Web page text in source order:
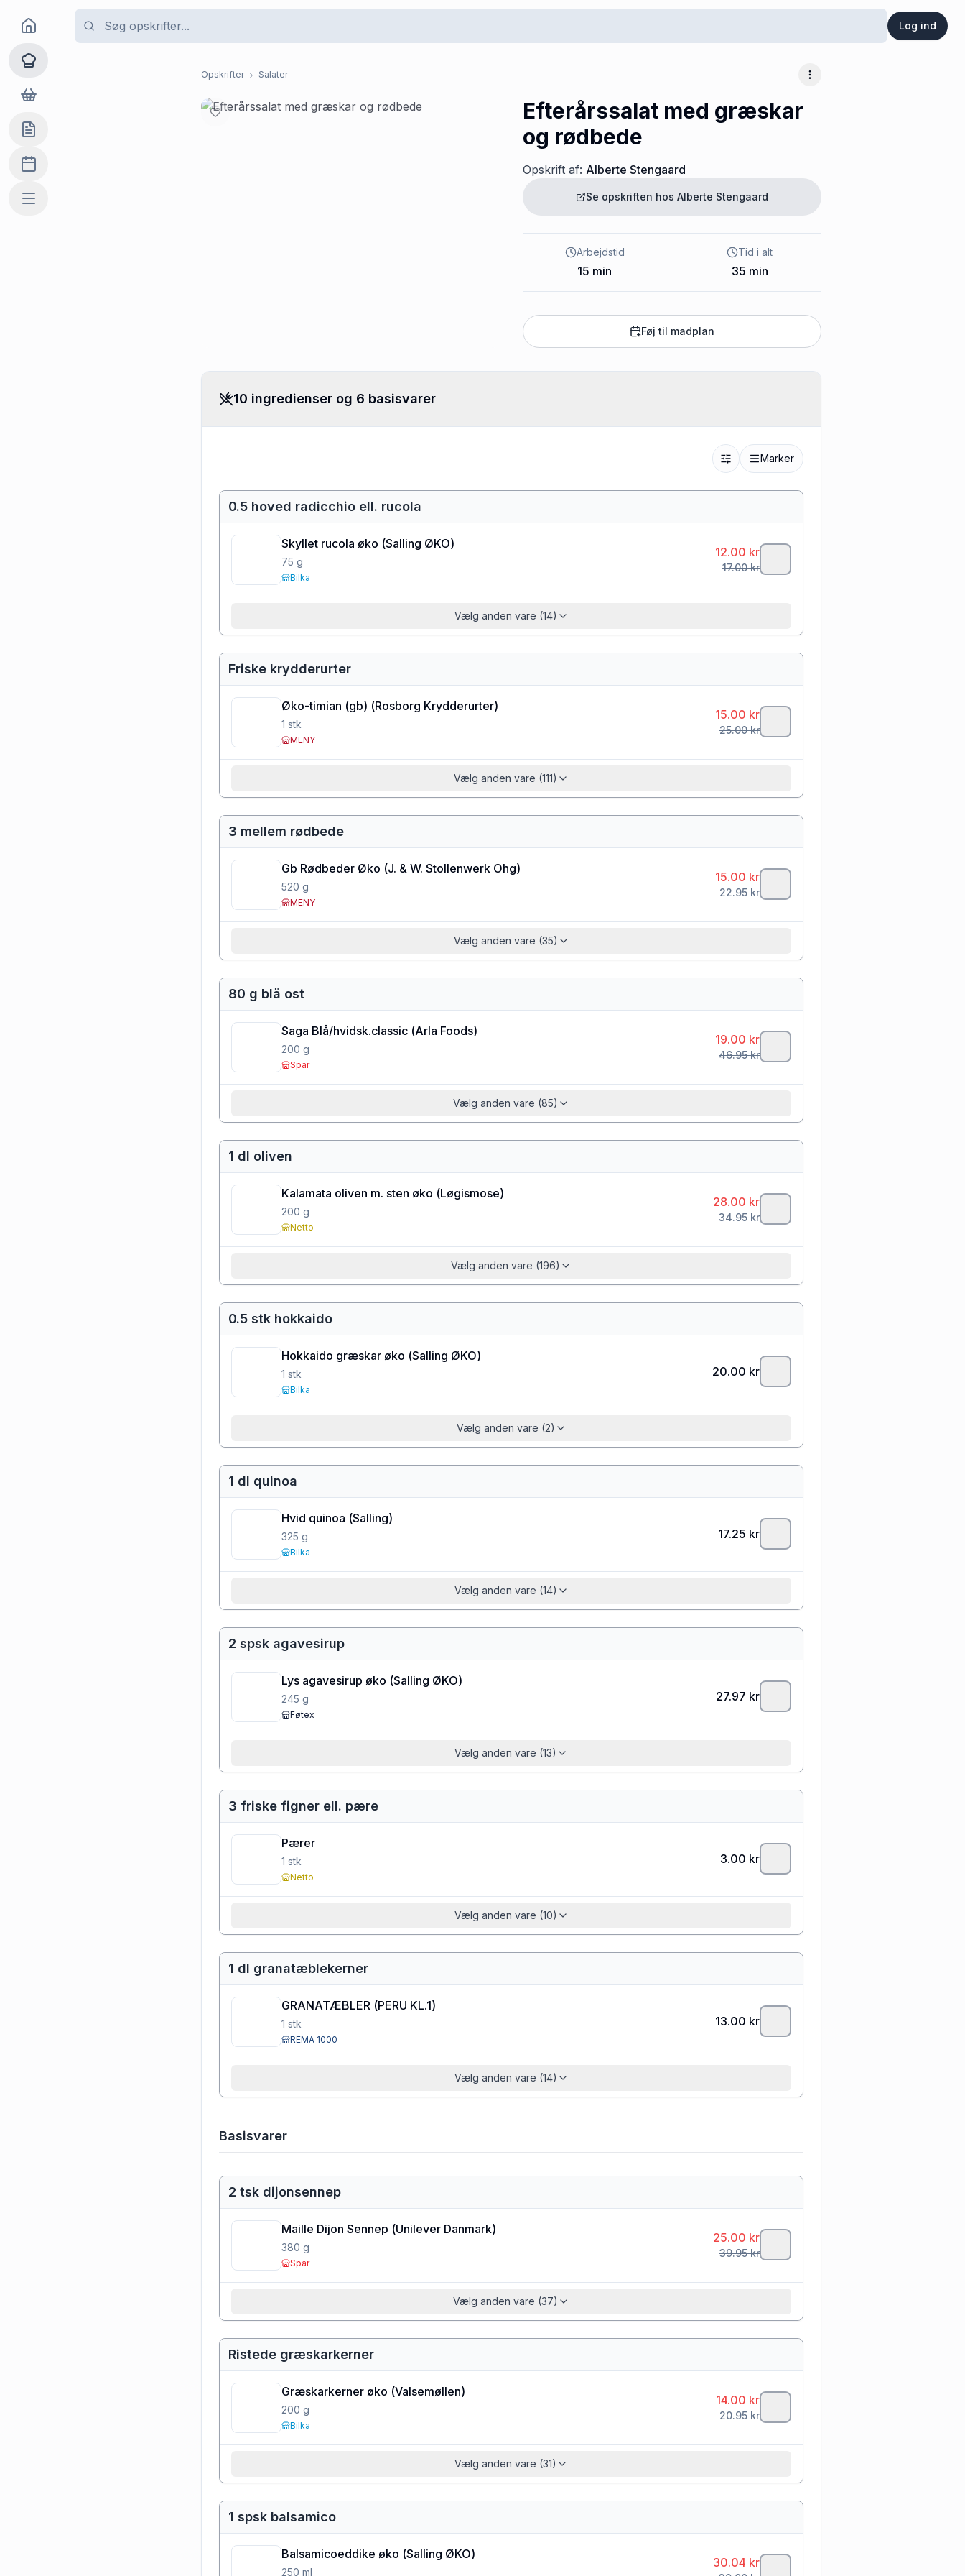
Log ind
Goma
Opskrifter
Dagligvarer
Indkøbslisten
Madplan
Mere
Opskrifter Salater Flere muligheder
Efterårssalat med græskar
og rødbede
Opskrift af: Alberte Stengaard
Se opskriften hos Alberte Stengaard
Arbejdstid
15 min
Tid i alt
35 min
Føj til madplan
10 ingredienser og 6 basisvarer
Marker
0.5 hoved radicchio ell. rucola
Skyllet rucola øko (Salling ØKO)
75 g
Bilka
12.00 kr
17.00kr
Vælg anden vare (14)
Friske krydderurter
Øko-timian (gb) (Rosborg Krydderurter)
1 stk
MENY
15.00 kr
25.00kr
Vælg anden vare (111)
3 mellem rødbede
Gb Rødbeder Øko (J. & W. Stollenwerk Ohg)
520 g
MENY
15.00 kr
22.95kr
Vælg anden vare (35)
80 g blå ost
Saga Blå/hvidsk.classic (Arla Foods)
200 g
Spar
19.00 kr
46.95kr
Vælg anden vare (85)
1 dl oliven
Kalamata oliven m. sten øko (Løgismose)
200 g
Netto
28.00 kr
34.95kr
Vælg anden vare (196)
0.5 stk hokkaido
Hokkaido græskar øko (Salling ØKO)
1 stk
Bilka
20.00 kr
Vælg anden vare (2)
1 dl quinoa
Hvid quinoa (Salling)
325 g
Bilka
17.25 kr
Vælg anden vare (14)
2 spsk agavesirup
Lys agavesirup øko (Salling ØKO)
245 g
Føtex
27.97 kr
Vælg anden vare (13)
3 friske figner ell. pære
Pærer
1 stk
Netto
3.00 kr
Vælg anden vare (10)
1 dl granatæblekerner
GRANATÆBLER (PERU KL.1)
1 stk
REMA 1000
13.00 kr
Vælg anden vare (14)
Basisvarer
2 tsk dijonsennep
Maille Dijon Sennep (Unilever Danmark)
380 g
Spar
25.00 kr
39.95kr
Vælg anden vare (37)
Ristede græskarkerner
Græskarkerner øko (Valsemøllen)
200 g
Bilka
14.00 kr
20.95kr
Vælg anden vare (31)
1 spsk balsamico
Balsamicoeddike øko (Salling ØKO)
250 ml
30.04 kr